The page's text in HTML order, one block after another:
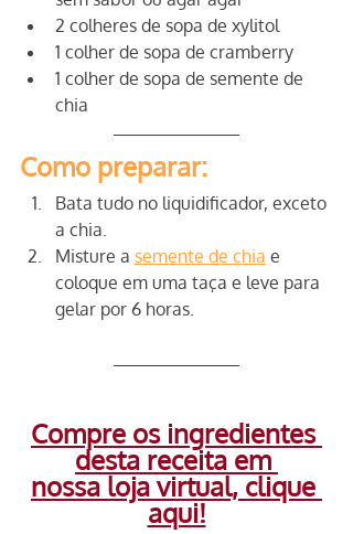
2 colheres de sopa de xylitol
1 colher de sopa de cramberry
1 colher de sopa de semente de
chia
Como preparar:
Bata tudo no liquidificador, exceto
a chia.
Misture a semente de chia e
coloque em uma taça e leve para
gelar por 6 horas.
Compre os ingredientes
desta receita em
nossa loja virtual, clique
aqui!